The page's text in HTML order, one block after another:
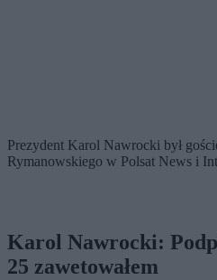
Prezydent Karol Nawrocki był
Rymanowskiego w Polsat News i
Karol Nawrocki:
25 zawetowałem